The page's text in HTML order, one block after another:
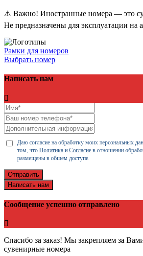
⚠️ Важно! Иностранные номера — это
Не предназначены для эксплуатации на
Рамки для номеров
Выбрать номер
Написать нам
Даю согласие на обработку моих персональных
том, что Политика и Согласие в отношении
размещены в общем доступе.
Отправить
Написать нам
Сообщение успешно отправлено
Спасибо за заказ! Мы закрепляем за
сувенирные номера